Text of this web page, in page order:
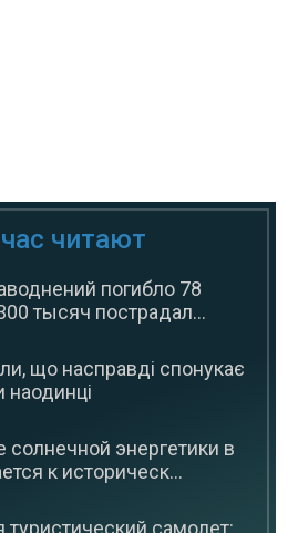
читают
погибло 78
тысяч пострадал...
що насправді спонукає
наодинці
солнечной энергетики в
к историческ...
туристический самолет: